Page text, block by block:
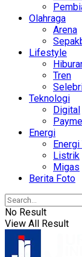
Olahraga
Arena
Lifestyle
Tren
Teknologi
Digital
Energi
Energi
Listrik
Migas
Berita Foto
No Result
View All Result